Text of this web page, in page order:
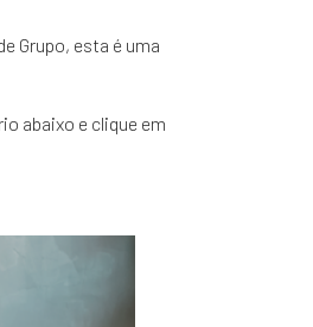
Grupo, esta é uma
abaixo e clique em